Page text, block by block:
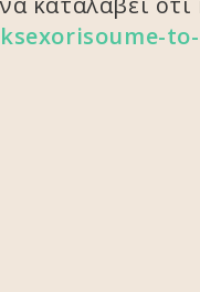
ksexorisoume-